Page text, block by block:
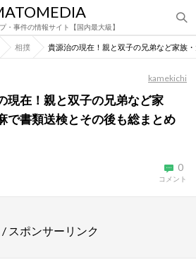
・事件の情報サイト【国内最大級】
相撲 貴源治の現在！親と双子の兄弟など家族
kamekichi
現在！親と双子の兄弟など家
で書類送検とその後も総まとめ
0
コメント
/ スポンサーリンク